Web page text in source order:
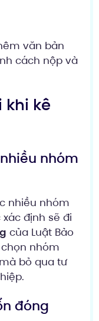
văn bản
cách nộp và
khi kê
nhóm
nhiều nhóm
định sẽ đi
của Luật Bảo
nhóm
bỏ qua tư
đóng